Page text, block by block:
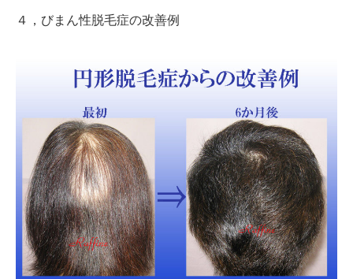
４，びまん性脱毛症の改善例